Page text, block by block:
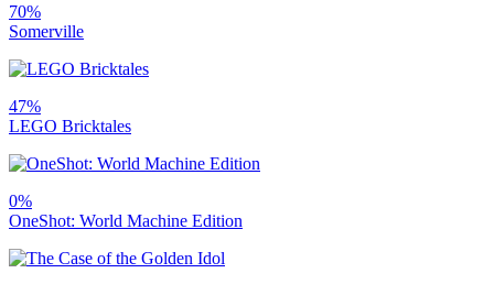
70%
Somerville
47%
LEGO Bricktales
0%
OneShot: World Machine Edition